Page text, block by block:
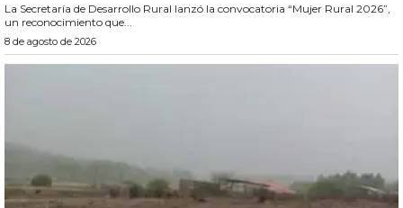
La Secretaría de Desarrollo Rural lanzó la convocatoria “Mujer Rural 2026”,
un reconocimiento que...
8 de agosto de 2026